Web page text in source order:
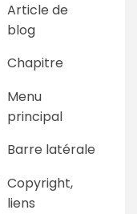
Article de
blog
Chapitre
Menu
principal
Barre latérale
Copyright,
liens